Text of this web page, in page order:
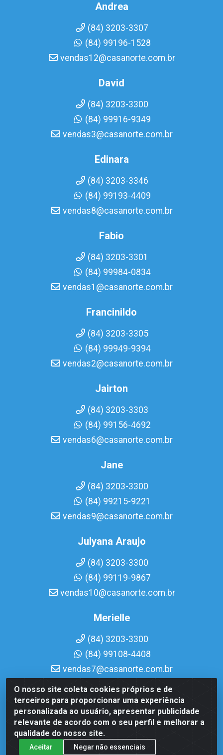
O nosso site coleta cookies próprios e de
terceiros para proporcionar uma experiência
personalizada ao usuário, apresentar publicidade
relevante de acordo com o seu perfil e melhorar a
qualidade do nosso site.
Aceitar Negar não essenciais
Andrea
(84) 3203-3307
(84) 99196-1528
vendas12@casanorte.com.br
David
(84) 3203-3300
(84) 99916-9349
vendas3@casanorte.com.br
Edinara
(84) 3203-3346
(84) 99193-4409
vendas8@casanorte.com.br
Fabio
(84) 3203-3301
(84) 99984-0834
vendas1@casanorte.com.br
Francinildo
(84) 3203-3305
(84) 99949-9394
vendas2@casanorte.com.br
Jairton
(84) 3203-3303
(84) 99156-4692
vendas6@casanorte.com.br
Jane
(84) 3203-3300
(84) 99215-9221
vendas9@casanorte.com.br
Julyana Araujo
(84) 3203-3300
(84) 99119-9867
vendas10@casanorte.com.br
Merielle
(84) 3203-3300
(84) 99108-4408
vendas7@casanorte.com.br
Casa Norte LTDA - Av. Interventor Mário Câmara, 1815 - Dix-
Sept Rosado, Natal/RN - CEP 59054-600 - CNPJ
08.713.513/0001-51